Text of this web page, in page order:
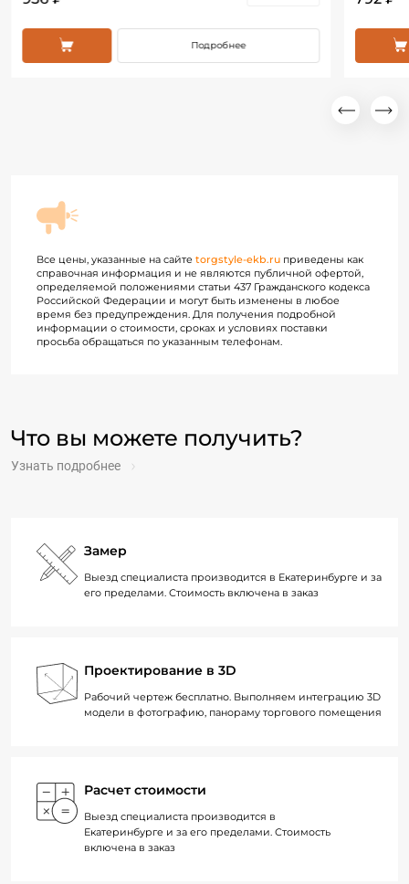
Подробнее
Все цены, указанные на сайте torgstyle-ekb.ru приведены как
справочная информация и не являются публичной офертой,
определяемой положениями статьи 437 Гражданского кодекса
Российской Федерации и могут быть изменены в любое
время без предупреждения. Для получения подробной
информации о стоимости, сроках и условиях поставки
просьба обращаться по указанным телефонам.
Что вы можете получить?
Узнать подробнее
Замер
Выезд специалиста производится в Екатеринбурге и за
его пределами. Стоимость включена в заказ
Проектирование в 3D
Рабочий чертеж бесплатно. Выполняем интеграцию 3D
модели в фотографию, панораму торгового помещения
Расчет стоимости
Выезд специалиста производится в
Екатеринбурге и за его пределами. Стоимость
включена в заказ